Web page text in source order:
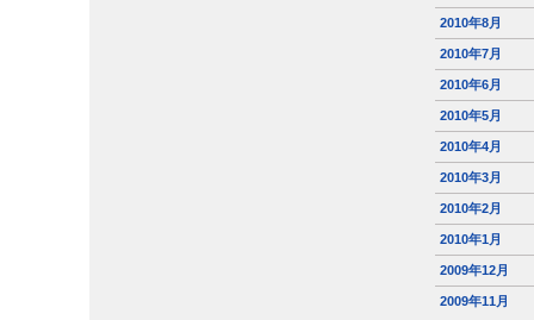
2010年8月
2010年7月
2010年6月
2010年5月
2010年4月
2010年3月
2010年2月
2010年1月
2009年12月
2009年11月